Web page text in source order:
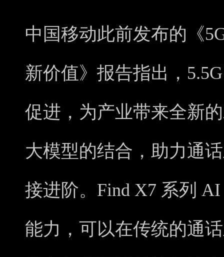
中国移动此前发布的《
新价值》报告指出，
促进，为产业带来全新
大模型的结合，助力通
接进阶。Find X7 系列
能力，可以在传统的通